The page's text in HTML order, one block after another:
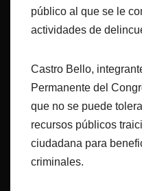
público al que se le
actividades de
Castro Bello,
Permanente del
que no se puede
recursos públicos
ciudadana para
criminales.